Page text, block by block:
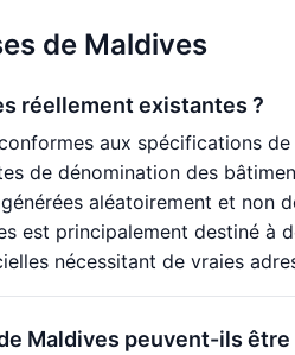
de Maldives
réellement existantes ?
aux spécifications
de dénomination des
aléatoirement et non
est principalement destiné à
nécessitant de vraies
Maldives peuvent-ils